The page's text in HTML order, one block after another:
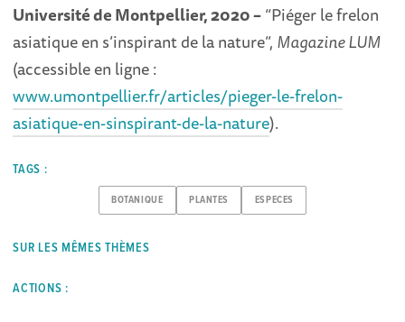
Université de Montpellier, 2020 –“Piéger le frelon
asiatique en s’inspirant de la nature”, Magazine LUM
(accessible en ligne :
www.umontpellier.fr/articles/pieger-le-frelon-
asiatique-en-sinspirant-de-la-nature).
TAGS :
BOTANIQUE PLANTES ESPECES
SUR LES MÊMES THÈMES
ACTIONS :